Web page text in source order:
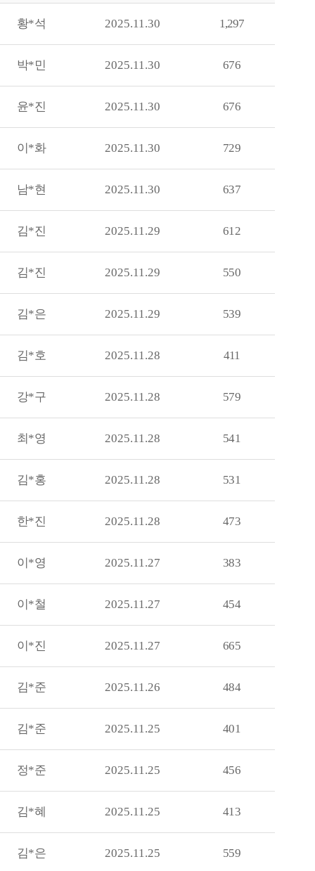
황*석 2025.11.30 1,297
박*민 2025.11.30 676
윤*진 2025.11.30 676
이*화 2025.11.30 729
남*현 2025.11.30 637
김*진 2025.11.29 612
김*진 2025.11.29 550
김*은 2025.11.29 539
김*호 2025.11.28 411
강*구 2025.11.28 579
최*영 2025.11.28 541
김*홍 2025.11.28 531
한*진 2025.11.28 473
이*영 2025.11.27 383
이*철 2025.11.27 454
이*진 2025.11.27 665
김*준 2025.11.26 484
김*준 2025.11.25 401
정*준 2025.11.25 456
김*혜 2025.11.25 413
김*은 2025.11.25 559